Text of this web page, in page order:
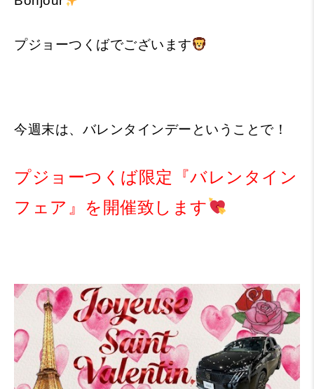
プジョーつくばでございます
今週末は、バレンタインデーということで！
プジョーつくば限定『バレンタイン
フェア』を開催致します